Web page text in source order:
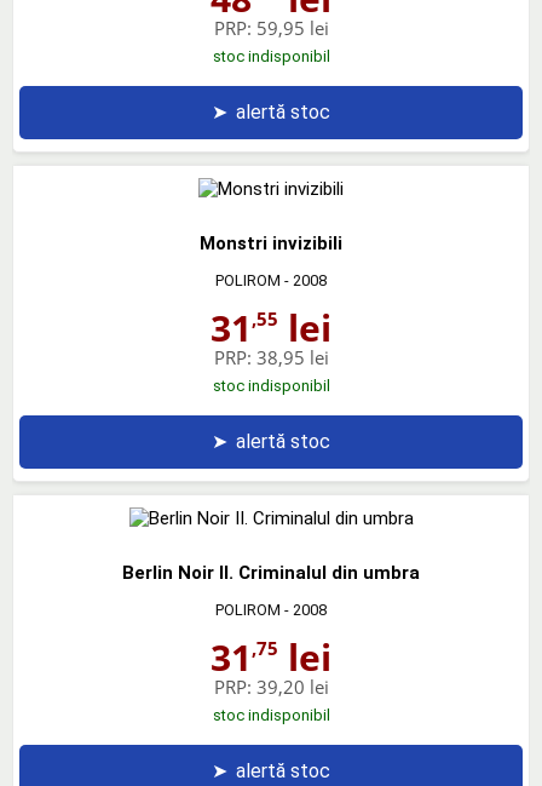
PRP: 59,95 lei
stoc indisponibil
➤ alertă stoc
Monstri invizibili
POLIROM - 2008
31 ,55 lei
PRP: 38,95 lei
stoc indisponibil
➤ alertă stoc
Berlin Noir II. Criminalul din umbra
POLIROM - 2008
31 ,75 lei
PRP: 39,20 lei
stoc indisponibil
➤ alertă stoc